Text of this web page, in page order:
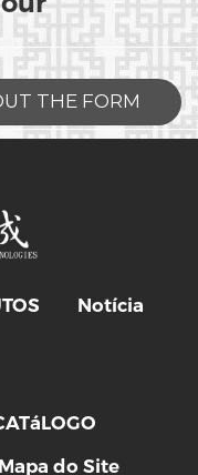
THE FORM
Notícia
Mapa do Site